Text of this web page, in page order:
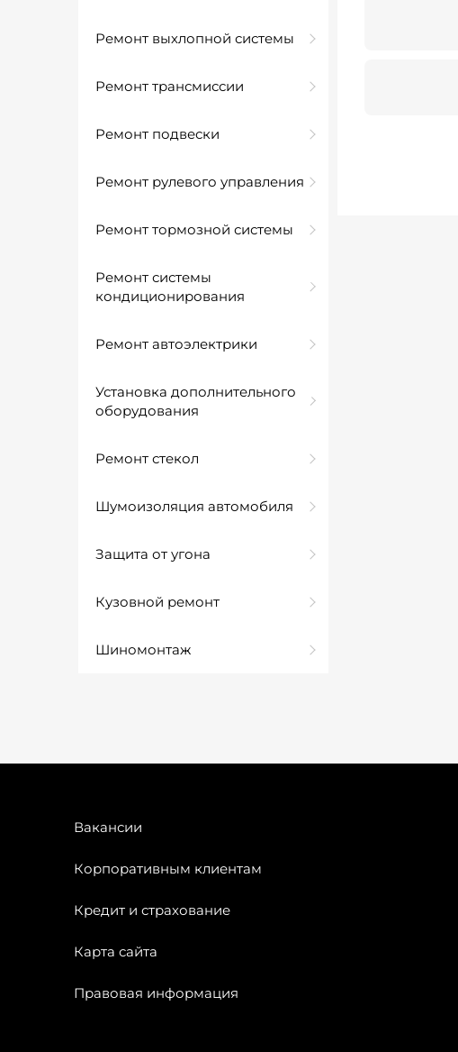
Ремонт выхлопной системы
Ремонт трансмиссии
Ремонт подвески
Ремонт рулевого управления
Ремонт тормозной системы
Ремонт системы
кондиционирования
Ремонт автоэлектрики
Установка дополнительного
оборудования
Ремонт стекол
Шумоизоляция автомобиля
Защита от угона
Кузовной ремонт
Шиномонтаж
Вакансии
Корпоративным клиентам
Кредит и страхование
Карта сайта
Правовая информация